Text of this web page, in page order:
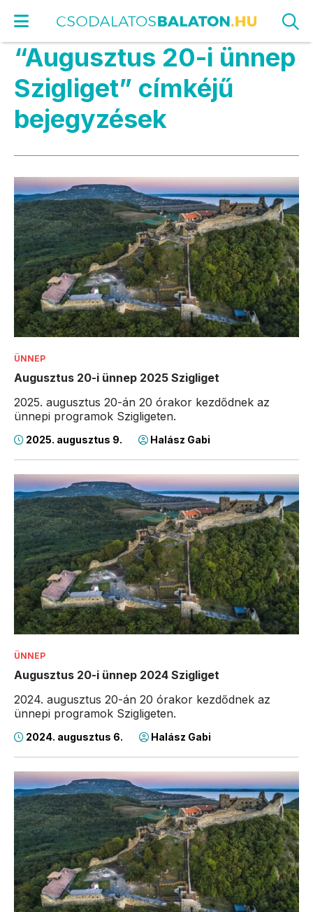
“Augusztus 20-i ünnep
Szigliget” címkéjű
bejegyzések
ÜNNEP
Augusztus 20-i ünnep 2025 Szigliget
2025. augusztus 20-án 20 órakor kezdődnek az
ünnepi programok Szigligeten.
2025. augusztus 9. Halász Gabi
ÜNNEP
Augusztus 20-i ünnep 2024 Szigliget
2024. augusztus 20-án 20 órakor kezdődnek az
ünnepi programok Szigligeten.
2024. augusztus 6. Halász Gabi